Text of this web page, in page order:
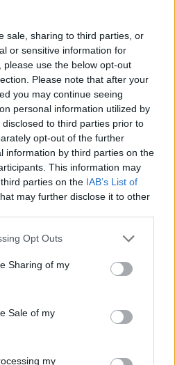
sale, sharing to third parties, or
or sensitive information for
use the below opt-out
Please note that after your
you may continue seeing
personal information utilized by
to third parties prior to
opt-out of the further
information by third parties on the
This information may
parties on the IAB’s List of
may further disclose it to other
app uses one or more Google
behaviour. You may click to
and its third-party tags to
purposes in below Google
Opt Outs
Sharing of my
Sale of my
my
meg a Star Wars-ról!
sztárja érdekes dolgokról
sőt a véleményét is